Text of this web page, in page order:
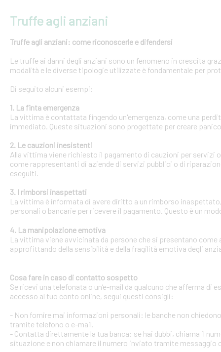
Truffe agli anziani
Truffe agli anziani: come riconoscerle e difendersi
Le truffe ai danni degli anziani sono un fenomeno in crescita
modalità e le diverse tipologie utilizzate è fondamentale per
Di seguito alcuni esempi:
1. La finta emergenza
La vittima è contattata fingendo un'emergenza, come una
immediato. Queste situazioni sono progettate per creare
2. Le cauzioni inesistenti
Alla vittima viene richiesto il pagamento di cauzioni per
come rappresentanti di aziende di servizi pubblici o di
eseguiti.
3. I rimborsi inaspettati
La vittima è informata di avere diritto a un rimborso
personali o bancarie per ricevere il pagamento. Questo è un
4. La manipolazione emotiva
La vittima viene avvicinata da persone che si presentano
approfittando della sensibilità e della fragilità emotiva degli
Cosa fare in caso di contatto sospetto
Se ricevi una telefonata o un’e-mail da qualcuno che afferma di
accesso al tuo conto online, segui questi consigli:
- Non fornire mai informazioni personali: le banche non
tramite telefono o e-mail.
- Contatta direttamente la tua banca: se hai dubbi, chiama il
situazione e non chiamare il numero inviato tramite messaggio